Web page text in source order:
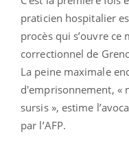
praticien hospitalier
procès qui s’ouvre
correctionnel de
La peine maximale
d'emprisonnement, «
sursis », estime
par l’AFP.